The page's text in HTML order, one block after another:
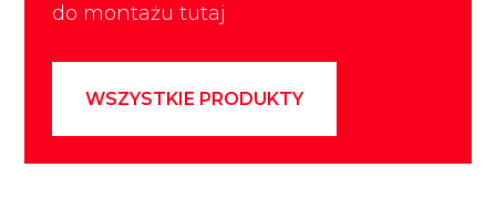
do montażu tutaj
WSZYSTKIE PRODUKTY